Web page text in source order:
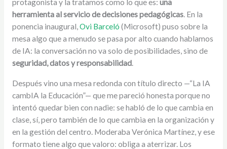
protagonista y la tratamos como lo que es: una
herramienta al servicio de decisiones pedagógicas. En la
ponencia inaugural,Ovi Barceló (Microsoft) puso sobre la
mesa algo que a menudo se pasa por alto cuando hablamos
de IA: la conversación no va solo de posibilidades, sino de
seguridad, datos y responsabilidad.
Después vino una mesa redonda con título directo —“La IA
cambIA la Educación”— que me pareció honesta porque no
intentó quedar bien con nadie: se habló de lo que cambia en
clase, sí, pero también de lo que cambia en la organización y
en la gestión del centro. Moderaba Verónica Martínez, y ese
formato tiene algo que valoro: obliga a aterrizar. Los